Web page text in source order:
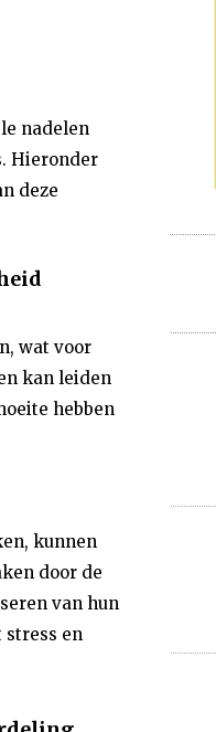
nadelen
Hieronder
deze
wat voor
kan leiden
hebben
kunnen
door de
van hun
en